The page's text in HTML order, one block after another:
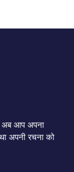
अब आप अपना
अपनी रचना को